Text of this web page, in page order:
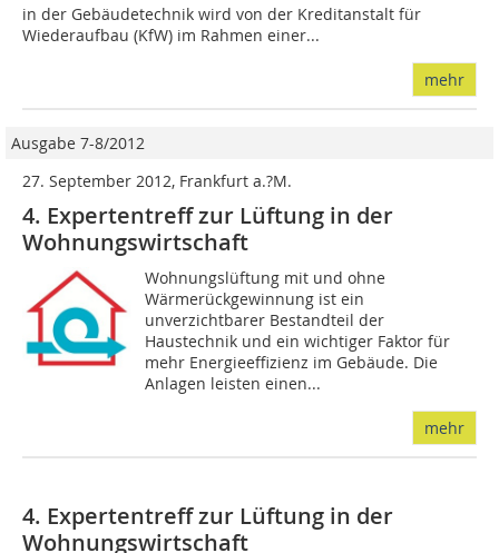
in der Gebäudetechnik wird von der Kreditanstalt für
Wiederaufbau (KfW) im Rahmen einer...
mehr
Ausgabe 7-8/2012
27. September 2012, Frankfurt a.?M.
4. Expertentreff zur Lüftung in der
Wohnungswirtschaft
Wohnungslüftung mit und ohne
Wärmerückgewinnung ist ein
unverzichtbarer Bestandteil der
Haustechnik und ein wichtiger Faktor für
mehr Energieeffizienz im Gebäude. Die
Anlagen leisten einen...
mehr
4. Expertentreff zur Lüftung in der
Wohnungswirtschaft